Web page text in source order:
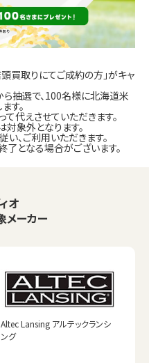
買取りにてご成約の方」がキャ
抽選で、100名様に北海道米
す。
代えさせていただきます。
対象外となります。
、ご利用いただきます。
了となる場合がございます。
オ
メーカー
Altec Lansing アルテックランシ
ング